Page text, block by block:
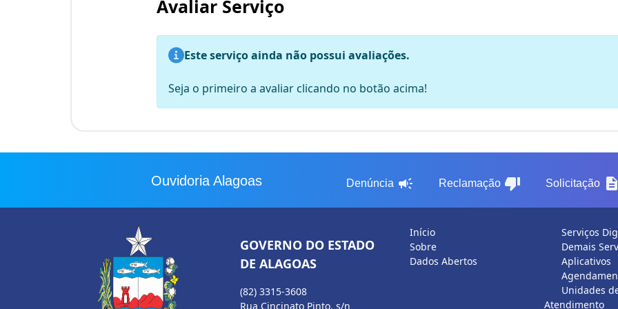
Avaliar Serviço
Este serviço ainda não possui avaliações.
Seja o primeiro a avaliar clicando no botão acima!
Ouvidoria Alagoas Denúncia campaign Reclamação thumb_down Solicitação description
GOVERNO DO ESTADO
DE ALAGOAS
(82) 3315-3608
Rua Cincinato Pinto, s/n
Início
Sobre
Dados Abertos
Serviços
Demais
Aplicativos
Unidades
Atendimento